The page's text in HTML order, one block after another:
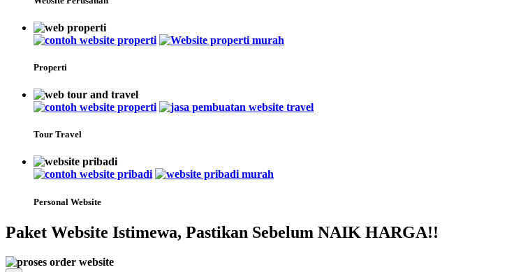
Properti
Tour Travel
Personal Website
Paket Website Istimewa, Pastikan Sebelum NAIK HARGA!!